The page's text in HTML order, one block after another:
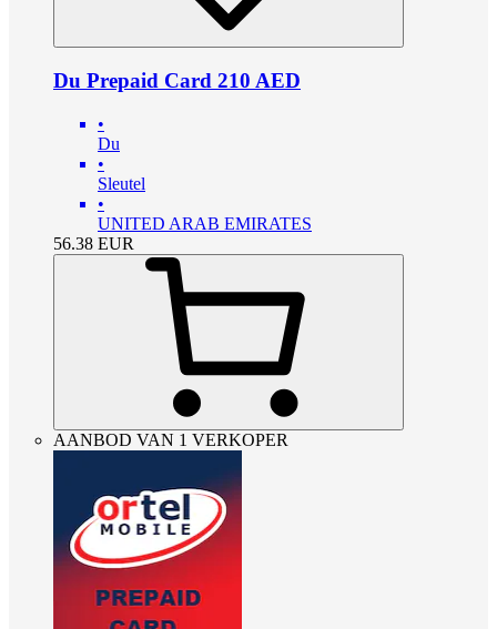
Du Prepaid Card 210 AED
•
Du
•
Sleutel
•
UNITED ARAB EMIRATES
56.38 EUR
AANBOD VAN 1 VERKOPER